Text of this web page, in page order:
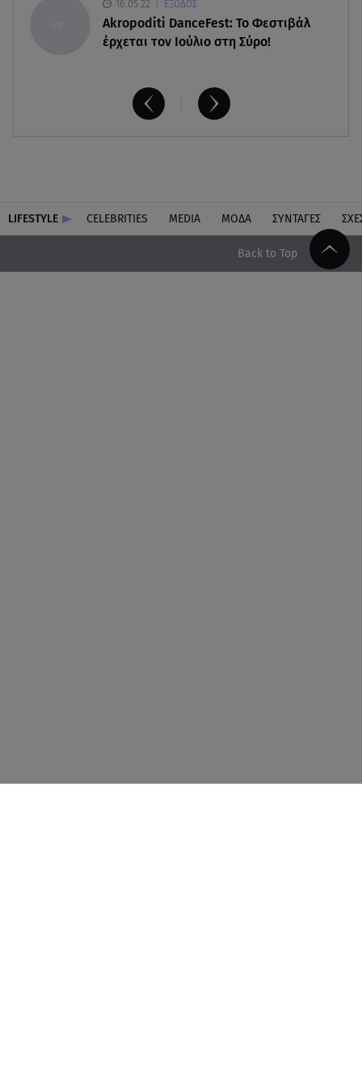
16.05.22 ΕΞΟΔΟΣ
Akropoditi DanceFest: Το Φεστιβάλ
έρχεται τον Ιούλιο στη Σύρο!
LIFESTYLE CELEBRITIES MEDIA ΜΟΔΑ ΣΥΝΤΑΓΕΣ
Back to Top